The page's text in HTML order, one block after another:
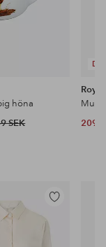
höna
SEK 209
Lägg
i